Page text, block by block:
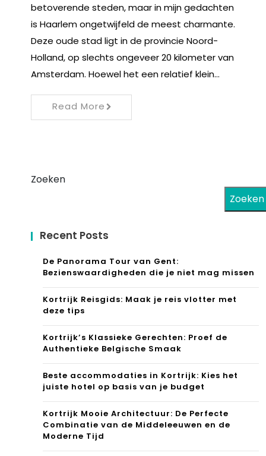
betoverende steden, maar in mijn gedachten
is Haarlem ongetwijfeld de meest charmante.
Deze oude stad ligt in de provincie Noord-
Holland, op slechts ongeveer 20 kilometer van
Amsterdam. Hoewel het een relatief klein…
Read More
Zoeken
Zoeken
Recent Posts
De Panorama Tour van Gent:
Bezienswaardigheden die je niet mag missen
Kortrijk Reisgids: Maak je reis vlotter met
deze tips
Kortrijk’s Klassieke Gerechten: Proef de
Authentieke Belgische Smaak
Beste accommodaties in Kortrijk: Kies het
juiste hotel op basis van je budget
Kortrijk Mooie Architectuur: De Perfecte
Combinatie van de Middeleeuwen en de
Moderne Tijd